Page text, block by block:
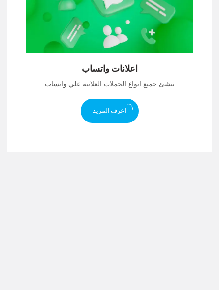
اعلانات واتساب
ننشئ جميع انواع الحملات العلانية علي واتساب
اعرف المزيد